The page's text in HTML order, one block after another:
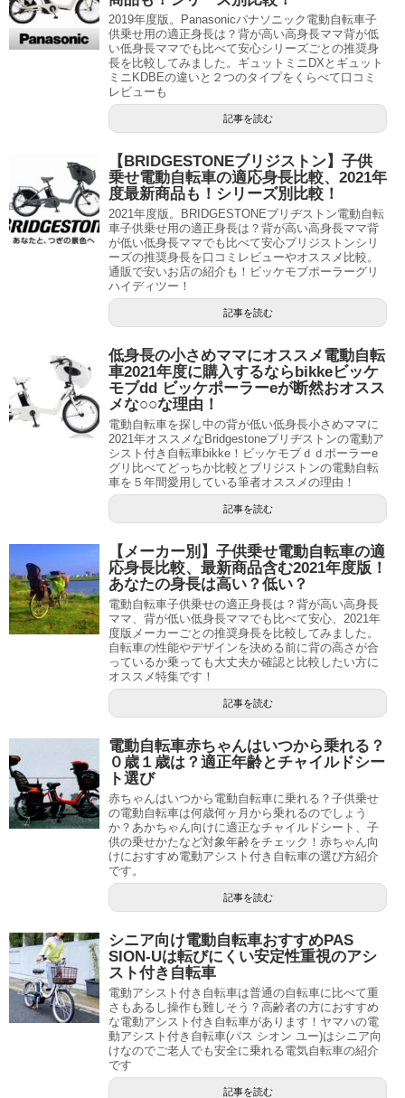
2019年度版。Panasonicパナソニック電動自転車子
供乗せ用の適正身長は？背が高い高身長ママ背が低
い低身長ママでも比べて安心シリーズごとの推奨身
長を比較してみました。ギュットミニDXとギュット
ミニKDBEの違いと２つのタイプをくらべて口コミ
レビューも
記事を読む
【BRIDGESTONEブリジストン】子供
乗せ電動自転車の適応身長比較、2021年
度最新商品も！シリーズ別比較！
2021年度版。BRIDGESTONEブリヂストン電動自転
車子供乗せ用の適正身長は？背が高い高身長ママ背
が低い低身長ママでも比べて安心ブリジストンシリ
ーズの推奨身長を口コミレビューやオススメ比較。
通販で安いお店の紹介も！ビッケモブポーラーグリ
ハイディツー！
記事を読む
低身長の小さめママにオススメ電動自転
車2021年度に購入するならbikkeビッケ
モブdd ビッケポーラーeが断然おオスス
メな○○な理由！
電動自転車を探し中の背が低い低身長小さめママに
2021年オススメなBridgestoneブリヂストンの電動ア
シスト付き自転車bikke！ビッケモブｄｄポーラーe
グリ比べてどっちか比較とブリジストンの電動自転
車を５年間愛用している筆者オススメの理由！
記事を読む
【メーカー別】子供乗せ電動自転車の適
応身長比較、最新商品含む2021年度版！
あなたの身長は高い？低い？
電動自転車子供乗せの適正身長は？背が高い高身長
ママ、背が低い低身長ママでも比べて安心、2021年
度版メーカーごとの推奨身長を比較してみました。
自転車の性能やデザインを決める前に背の高さが合
っているか乗っても大丈夫か確認と比較したい方に
オススメ特集です！
記事を読む
電動自転車赤ちゃんはいつから乗れる？
０歳１歳は？適正年齢とチャイルドシー
ト選び
赤ちゃんはいつから電動自転車に乗れる？子供乗せ
の電動自転車は何歳何ヶ月から乗れるのでしょう
か？あかちゃん向けに適正なチャイルドシート、子
供の乗せかたなど対象年齢をチェック！赤ちゃん向
けにおすすめ電動アシスト付き自転車の選び方紹介
です。
記事を読む
シニア向け電動自転車おすすめPAS
SION-Uは転びにくい安定性重視のアシ
スト付き自転車
電動アシスト付き自転車は普通の自転車に比べて重
さもあるし操作も難しそう？高齢者の方におすすめ
な電動アシスト付き自転車があります！ヤマハの電
動アシスト付き自転車(パス シオン ユー)はシニア向
けなのでご老人でも安全に乗れる電気自転車の紹介
です
記事を読む